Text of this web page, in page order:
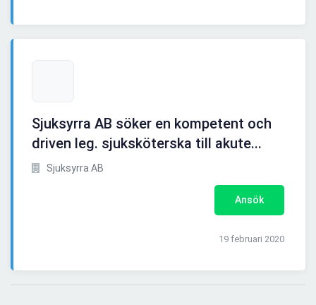
Sjuksyrra AB söker en kompetent och
driven leg. sjuksköterska till akute...
Sjuksyrra AB
Ansök
19 februari 2020